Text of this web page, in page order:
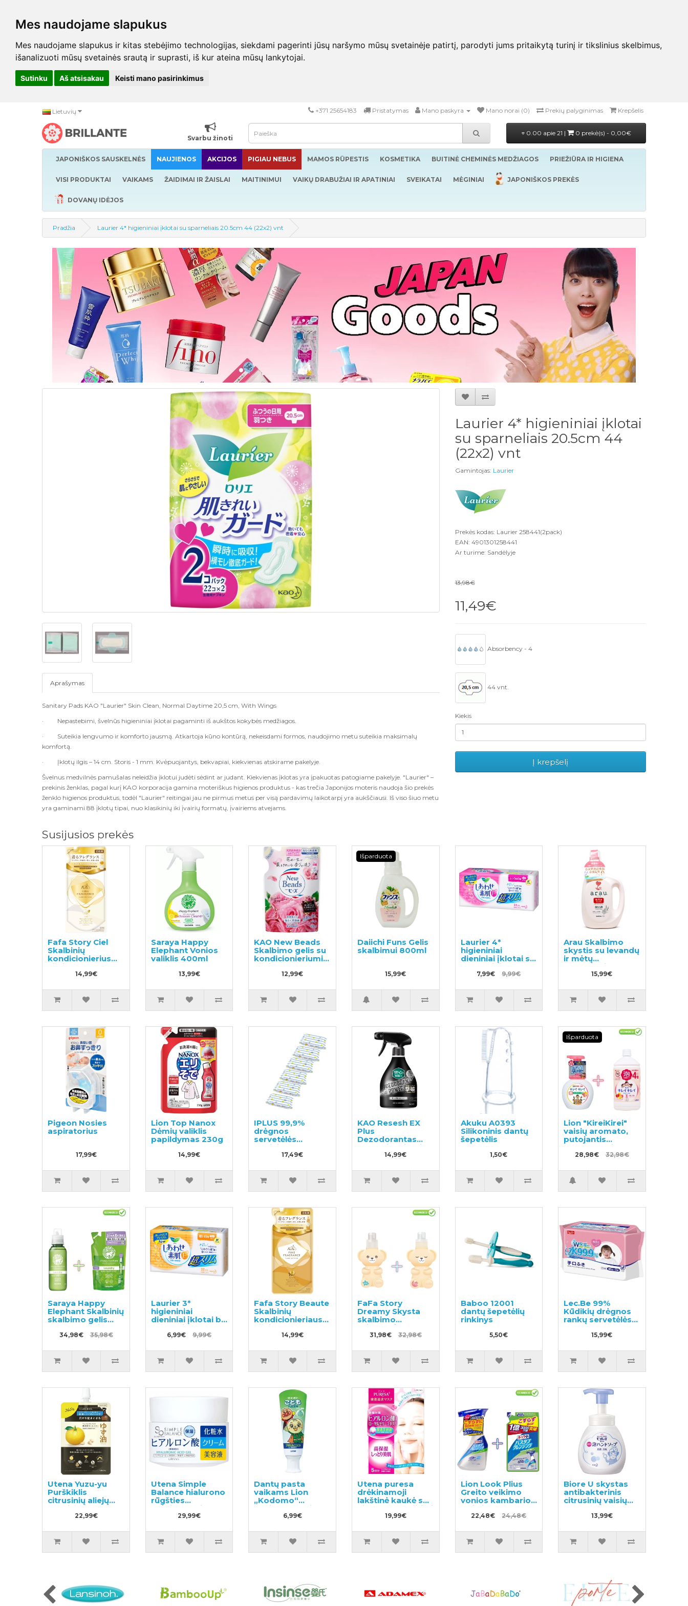
Mes naudojame slapukus
Mes naudojame slapukus ir kitas stebėjimo technologijas, siekdami pagerinti jūsų naršymo mūsų svetainėje patirtį, parodyti jums pritaikytą turinį ir tikslinius skelbimus,
išanalizuoti mūsų svetainės srautą ir suprasti, iš kur ateina mūsų lankytojai.
Sutinku Aš atsisakau Keisti mano pasirinkimus
Lietuvių +371 25654183 Pristatymas Mano paskyra Mano norai (0) Prekių palyginimas Krepšelis
Svarbu žinoti
0.00 apie 21 | 0 prekė(s) - 0,00€
JAPONIŠKOS SAUSKELNĖS NAUJIENOS AKCIJOS PIGIAU NEBUS MAMOS RŪPESTIS KOSMETIKA BUITINĖ CHEMINĖS MEDŽIAGOS PRIEŽIŪRA IR HIGIENA
VISI PRODUKTAI VAIKAMS ŽAIDIMAI IR ŽAISLAI MAITINIMUI VAIKŲ DRABUŽIAI IR APATINIAI SVEIKATAI MĖGINIAI JAPONIŠKOS PREKĖS
DOVANŲ IDĖJOS
Pradžia Laurier 4* higieniniai įklotai su sparneliais 20.5cm 44 (22x2) vnt
Aprašymas
Sanitary Pads KAO "Laurier" Skin Clean, Normal Daytime 20,5 cm, With Wings
·
Nepastebimi, švelnūs higieniniai įklotai pagaminti iš aukštos kokybės medžiagos.
·
Suteikia lengvumo ir komforto jausmą. Atkartoja kūno kontūrą, nekeisdami formos, naudojimo metu suteikia maksimalų
komfortą.
·
Įklotų ilgis – 14 cm. Storis - 1 mm. Kvėpuojantys, bekvapiai, kiekvienas atskirame pakelyje.
Švelnus medvilnės pamušalas neleidžia įklotui judėti sėdint ar judant. Kiekvienas įklotas yra įpakuotas patogiame pakelyje. "Laurier" –
prekinis ženklas, pagal kurį KAO korporacija gamina moteriškus higienos produktus - kas trečia Japonijos moteris naudoja šio prekės
ženklo higienos produktus, todėl "Laurier" reitingai jau ne pirmus metus per visą pardavimų laikotarpį yra aukščiausi. Iš viso šiuo metu
yra gaminami 88 įklotų tipai, nuo klasikinių iki įvairių formatų, įvairiems atvejams.
Laurier 4* higieniniai įklotai
su sparneliais 20.5cm 44
(22x2) vnt
Gamintojas: Laurier
Prekės kodas: Laurier 258441(2pack)
EAN: 4901301258441
Ar turime: Sandėlyje
13,98€
11,49€
Absorbency - 4
44 vnt.
Kiekis
Į krepšelį
Susijusios prekės
Fafa Story Ciel
Skalbinių
kondicionierius
užpildas 500ml
14,99€
Saraya Happy
Elephant Vonios
valiklis 400ml
13,99€
KAO New Beads
Skalbimo gelis su
kondicionieriumi
užpildas 650g
12,99€
Išparduota
Daiichi Funs Gelis
skalbimui 800ml
15,99€
Laurier 4*
higieniniai
dieniniai įklotai su
sparneliais
20.5cm 24vnt
7,99€ 9,99€
Arau Skalbimo
skystis su levandų
ir mėtų
ekstraktais
1200ml15,99€
Pigeon Nosies
aspiratorius
17,99€
Lion Top Nanox
Dėmių valiklis
papildymas 230g
14,99€
IPLUS 99,9%
drėgnos
servetėlės
kūdikiams su
hialurono rūgštimi
17,49€
KAO Resesh EX
Plus
Dezodorantas
neutralizuojantis
nemalonų kvapą
darbo drabužiams
360ml
14,99€
Akuku A0393
Silikoninis dantų
šepetėlis
1,50€
Išparduota
Lion "KireiKirei"
vaisių aromato,
putojantis
skystas muilas
250ml +
800ml
28,98€ 32,98€
Saraya Happy
Elephant Skalbinių
skalbimo gelis
600ml + užpildas
540ml
34,98€ 35,98€
Laurier 3*
higieniniai
dieniniai įklotai be
sparnelių 17cm
32vnt6,99€ 9,99€
Fafa Story Beaute
Skalbinių
kondicionieriaus
užpildas 500ml
14,99€
FaFa Story
Dreamy Skysta
skalbimo
priemonė 400g +
Skalbinių
31,98€ 32,98€
Baboo 12001
dantų šepetėlių
rinkinys
5,50€
Lec.Be 99%
Kūdikių drėgnos
rankų servetėlės
240vnt (80x3)
15,99€
Utena Yuzu-yu
Purškiklis
citrusinių aliejų
pagrindu
drėkinantis ir
plaukus, užpildas
160ml
22,99€
Utena Simple
Balance hialurono
rūgšties
drėkinamasis
gelis 100g
29,99€
Dantų pasta
vaikams Lion
„Kodomo“
melionų skonio
6,99€
Utena puresa
drėkinamoji
lakštinė kaukė su
hialurono rūgštimi
ir bičių pieneliu
19,99€
Lion Look Plius
Greito veikimo
vonios kambario
valiklis su
citrusiniu kvapu
450ml
22,48€ 24,48€
Biore U skystas
antibakterinis
citrusinių vaisių
kvapo rankų
muilas 250ml
13,99€